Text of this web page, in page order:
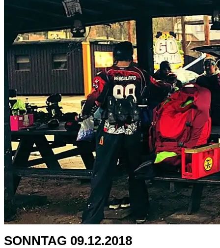
SONNTAG 09.12.2018